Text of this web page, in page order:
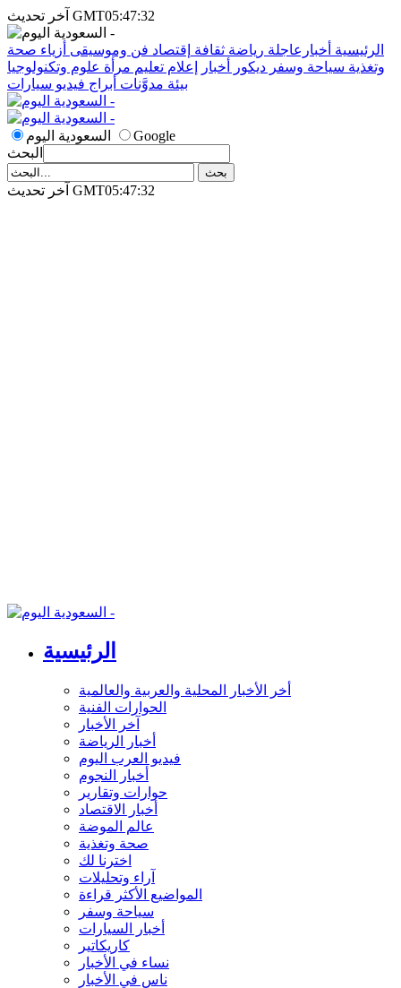
آخر تحديث GMT05:47:32
الرئيسية أخبارعاجلة رياضة ثقافة إقتصاد فن وموسيقى أزياء صحة
وتغذية سياحة وسفر ديكور أخبار إعلام تعليم مرأة علوم وتكنولوجيا
بيئة مدوَّنات أبراج فيديو سيارات
السعودية اليوم
Google
البحث
آخر تحديث GMT05:47:32
الرئيسية
أخر الأخبار المحلية والعربية والعالمية
الحوارات الفنية
آخر الأخبار
أخبار الرياضة
فيديو العرب اليوم
أخبار النجوم
حوارات وتقارير
أخبار الاقتصاد
عالم الموضة
صحة وتغذية
اخترنا لك
آراء وتحليلات
المواضيع الأكثر قراءة
سياحة وسفر
أخبار السيارات
كاريكاتير
نساء في الأخبار
ناس في الأخبار